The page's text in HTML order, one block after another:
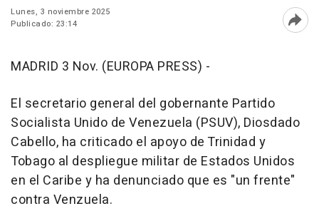
Lunes, 3 noviembre 2025
Publicado: 23:14
MADRID 3 Nov. (EUROPA PRESS) -
El secretario general del gobernante Partido
Socialista Unido de Venezuela (PSUV), Diosdado
Cabello, ha criticado el apoyo de Trinidad y
Tobago al despliegue militar de Estados Unidos
en el Caribe y ha denunciado que es "un frente"
contra Venzuela.